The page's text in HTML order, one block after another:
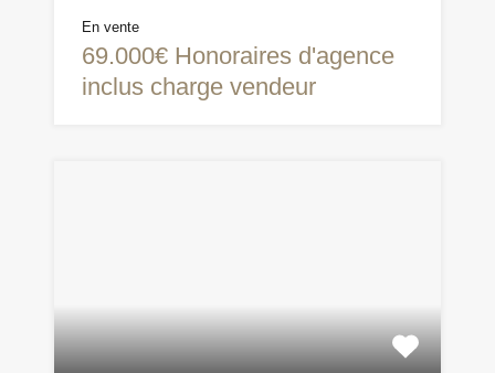
En vente
69.000€ Honoraires d'agence
inclus charge vendeur